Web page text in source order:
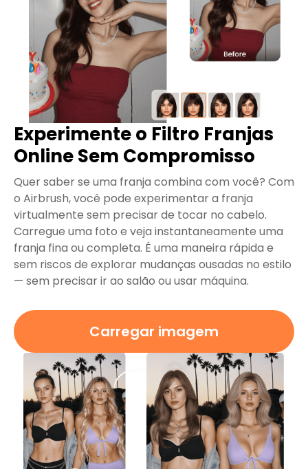
Experimente o Filtro Franjas
Online Sem Compromisso
Quer saber se uma franja combina com você? Com
​​o Airbrush, você pode experimentar a franja
virtualmente sem precisar de tocar no cabelo.
Carregue uma foto e veja instantaneamente uma
franja fina ou completa. É uma maneira rápida e
sem riscos de explorar mudanças ousadas no estilo
— sem precisar ir ao salão ou usar máquina.
Carregar imagem